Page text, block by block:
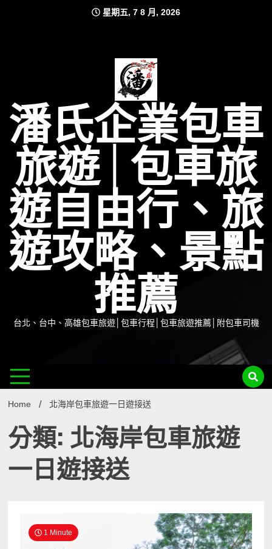
星期五, 7 8 月, 2026
潘氏企業包車
旅遊│包車旅
遊自由行、旅
遊攻略、景點
推薦
台北、台中、高雄包車旅遊│包車行程│包車旅遊推薦│附包車司機
Home 北海岸包車旅遊一日遊接送
分類: 北海岸包車旅遊
一日遊接送
1 Minute